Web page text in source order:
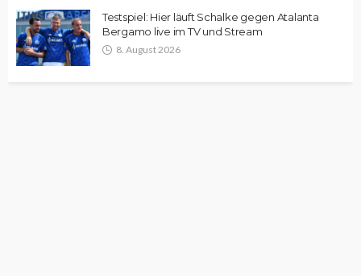
Testspiel: Hier läuft Schalke gegen Atalanta
Bergamo live im TV und Stream
8. August 2026